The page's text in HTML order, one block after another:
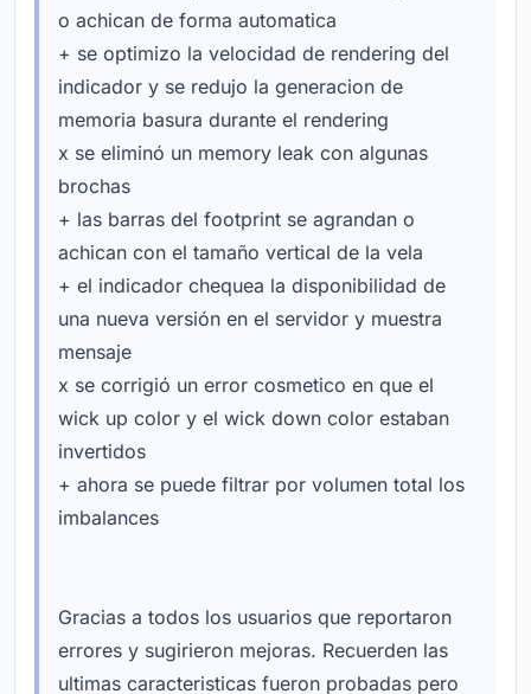
o achican de forma automatica
+ se optimizo la velocidad de rendering del
indicador y se redujo la generacion de
memoria basura durante el rendering
x se eliminó un memory leak con algunas
brochas
+ las barras del footprint se agrandan o
achican con el tamaño vertical de la vela
+ el indicador chequea la disponibilidad de
una nueva versión en el servidor y muestra
mensaje
x se corrigió un error cosmetico en que el
wick up color y el wick down color estaban
invertidos
+ ahora se puede filtrar por volumen total los
imbalances
Gracias a todos los usuarios que reportaron
errores y sugirieron mejoras. Recuerden las
ultimas caracteristicas fueron probadas pero